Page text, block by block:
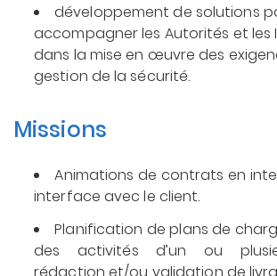
développement de solutions
accompagner les Autorités et les
dans la mise en œuvre des
gestion de la sécurité.
Missions
Animations de contrats en
interface avec le client.
Planification de plans de
des activités d’un ou